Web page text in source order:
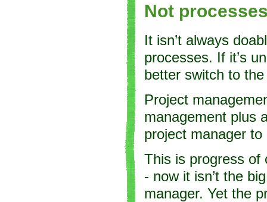
Not
It isn’t always
processes. If it’s
better switch to
Project
management plus
project manager
This is progress of
- now it isn’t the
manager. Yet the